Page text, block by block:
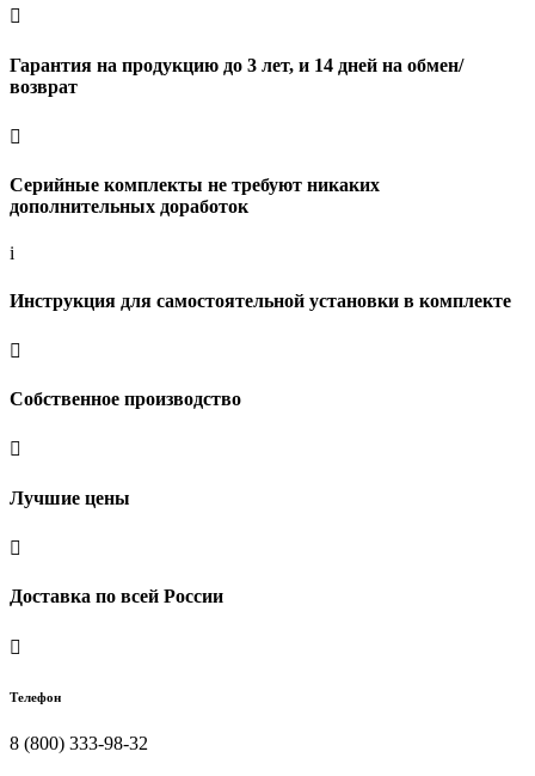

Гарантия на продукцию до 3 лет, и 14 дней на обмен/
возврат

Серийные комплекты не требуют никаких
дополнительных доработок
i
Инструкция для самостоятельной установки в комплекте

Собственное производство

Лучшие цены

Доставка по всей России

Телефон
8 (800) 333-98-32